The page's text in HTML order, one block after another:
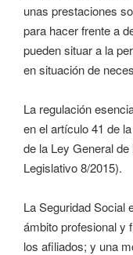
unas prestaciones
para hacer frente a
pueden situar a la
en situación de
La regulación
en el artículo 41 de
de la Ley General
Legislativo 8/2015).
La Seguridad Social
ámbito profesional y
los afiliados; y una